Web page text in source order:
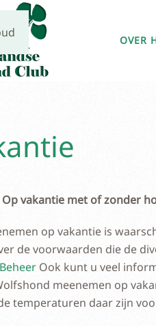
OVER
Op vakantie met of zonder
op vakantie is
de voorwaarden die de
Ook kunt u veel
meenemen op
temperaturen daar zijn